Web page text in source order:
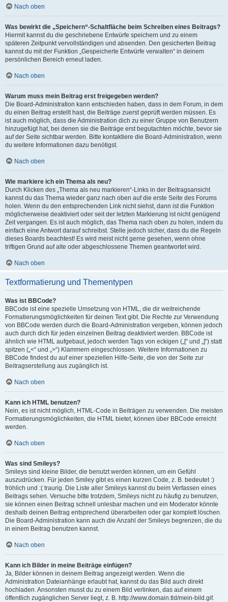
Nach oben
Was bewirkt die „Speichern“-Schaltfläche beim Schreiben eines Beitrags?
Hiermit kannst du die geschriebene Entwürfe speichern und zu einem
späteren Zeitpunkt vervollständigen und absenden. Den gesicherten Beitrag
kannst du mit der Funktion „Gespeicherte Entwürfe verwalten“ in deinem
persönlichen Bereich erneut laden.
Nach oben
Warum muss mein Beitrag erst freigegeben werden?
Die Board-Administration kann entschieden haben, dass in dem Forum, in dem
du einen Beitrag erstellt hast, die Beiträge zuerst geprüft werden müssen. Es
ist auch möglich, dass die Administration dich zu einer Gruppe von Benutzern
hinzugefügt hat, bei denen sie die Beiträge erst begutachten möchte, bevor sie
auf der Seite sichtbar werden. Bitte kontaktiere die Board-Administration, wenn
du weitere Informationen dazu benötigst.
Nach oben
Wie markiere ich ein Thema als neu?
Durch Klicken des „Thema als neu markieren“-Links in der Beitragsansicht
kannst du das Thema wieder ganz nach oben auf die erste Seite des Forums
holen. Wenn du den entsprechenden Link nicht siehst, dann ist die Funktion
möglicherweise deaktiviert oder seit der letzten Markierung ist nicht genügend
Zeit vergangen. Es ist auch möglich, das Thema nach oben zu holen, indem du
einfach eine Antwort darauf schreibst. Stelle jedoch sicher, dass du die Regeln
dieses Boards beachtest! Es wird meist nicht gerne gesehen, wenn ohne
triftigen Grund auf alte oder abgeschlossene Themen geantwortet wird.
Nach oben
Textformatierung und Thementypen
Was ist BBCode?
BBCode ist eine spezielle Umsetzung von HTML, die dir weitreichende
Formatierungsmöglichkeiten für deinen Text gibt. Die Rechte zur Verwendung
von BBCode werden durch die Board-Administration vergeben, können jedoch
auch durch dich für jeden einzelnen Beitrag deaktiviert werden. BBCode ist
ähnlich wie HTML aufgebaut, jedoch werden Tags von eckigen („[“ und „]“) statt
spitzen („<“ und „>“) Klammern eingeschlossen. Weitere Informationen zu
BBCode findest du auf einer speziellen Hilfe-Seite, die von der Seite zur
Beitragserstellung aus zugänglich ist.
Nach oben
Kann ich HTML benutzen?
Nein, es ist nicht möglich, HTML-Code in Beiträgen zu verwenden. Die meisten
Formatierungsmöglichkeiten, die HTML bietet, können über BBCode erreicht
werden.
Nach oben
Was sind Smileys?
Smileys sind kleine Bilder, die benutzt werden können, um ein Gefühl
auszudrücken. Für jeden Smiley gibt es einen kurzen Code, z. B. bedeutet :)
fröhlich und :( traurig. Die Liste aller Smileys kannst du beim Verfassen eines
Beitrags sehen. Versuche bitte trotzdem, Smileys nicht zu häufig zu benutzen,
sie können einen Beitrag schnell unlesbar machen und ein Moderator könnte
deshalb deinen Beitrag entsprechend überarbeiten oder gar komplett löschen.
Die Board-Administration kann auch die Anzahl der Smileys begrenzen, die du
in einem Beitrag benutzen kannst.
Nach oben
Kann ich Bilder in meine Beiträge einfügen?
Ja, Bilder können in deinem Beitrag angezeigt werden. Wenn die
Administration Dateianhänge erlaubt hat, kannst du das Bild auch direkt
hochladen. Ansonsten musst du zu einem Bild verlinken, das auf einem
öffentlich zugänglichen Server liegt, z. B. http://www.domain.tld/mein-bild.gif.